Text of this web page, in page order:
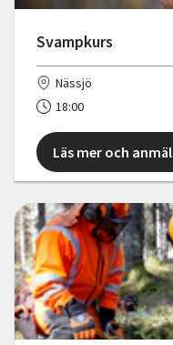
Svampkurs
Nässjö
18:00
Läs mer och anmäl